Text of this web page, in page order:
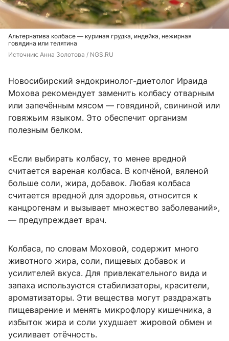
Альтернатива колбасе — куриная грудка, индейка, нежирная
говядина или телятина
Источник: Анна Золотова / NGS.RU
Новосибирский эндокринолог-диетолог Ираида
Мохова рекомендует заменить колбасу отварным
или запечённым мясом — говядиной, свининой или
говяжьим языком. Это обеспечит организм
полезным белком.
«Если выбирать колбасу, то менее вредной
считается вареная колбаса. В копчёной, вяленой
больше соли, жира, добавок. Любая колбаса
считается вредной для здоровья, относится к
канцрогенам и вызывает множество заболеваний»,
— предупреждает врач.
Колбаса, по словам Моховой, содержит много
животного жира, соли, пищевых добавок и
усилителей вкуса. Для привлекательного вида и
запаха используются стабилизаторы, красители,
ароматизаторы. Эти вещества могут раздражать
пищеварение и менять микрофлору кишечника, а
избыток жира и соли ухудшает жировой обмен и
усиливает отёчность.